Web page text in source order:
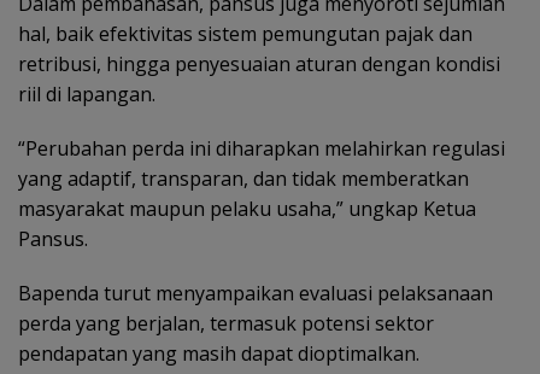
hal, baik efektivitas sistem pemungutan pajak dan
retribusi, hingga penyesuaian aturan dengan kondisi
riil di lapangan.
“Perubahan perda ini diharapkan melahirkan regulasi
yang adaptif, transparan, dan tidak memberatkan
masyarakat maupun pelaku usaha,” ungkap Ketua
Pansus.
Bapenda turut menyampaikan evaluasi pelaksanaan
perda yang berjalan, termasuk potensi sektor
pendapatan yang masih dapat dioptimalkan.